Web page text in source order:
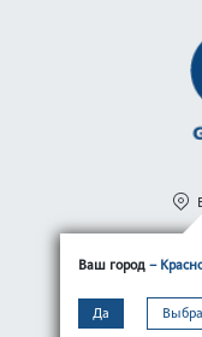
Ваш город –
Да
МЕНЮ